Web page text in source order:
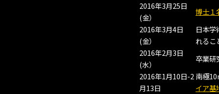
2016年3月25日
(金）
博士１
2016年3月4日
(金）
日本
れるこ
2016年2月3日
(水）
卒業研
2016年1月10日-2
月13日
南極
イア基